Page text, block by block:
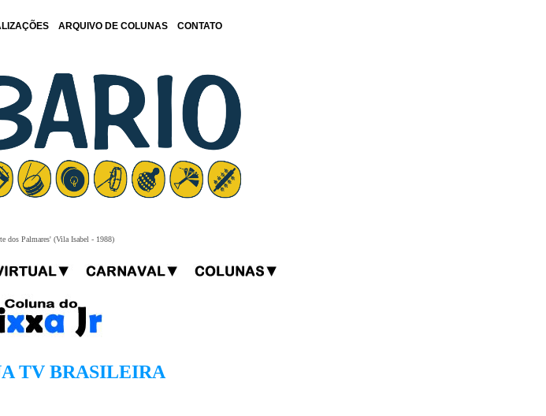
ARQUIVO DE COLUNAS CONTATO
dos Palmares' (Vila Isabel - 1988)
TV BRASILEIRA